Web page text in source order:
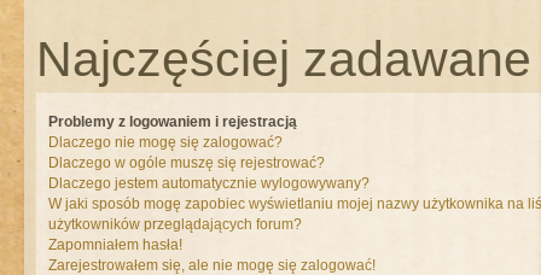
Najczęściej
Problemy z logowaniem i rejestracją
Dlaczego nie mogę się zalogować?
Dlaczego w ogóle muszę się rejestrować?
Dlaczego jestem automatycznie wylogowywany?
W jaki sposób mogę zapobiec wyświetlaniu mojej nazwy użytkownika na
użytkowników przeglądających forum?
Zapomniałem hasła!
Zarejestrowałem się, ale nie mogę się zalogować!